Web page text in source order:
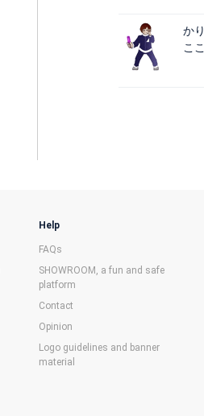
か
こ
Help
FAQs
SHOWROOM, a fun and safe
platform
Contact
Opinion
Logo guidelines and banner
material